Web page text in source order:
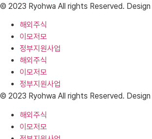
© 2023 Ryohwa All rights Reserved.
해외주식
이모저모
정부지원사업
해외주식
이모저모
정부지원사업
© 2023 Ryohwa All rights Reserved.
해외주식
이모저모